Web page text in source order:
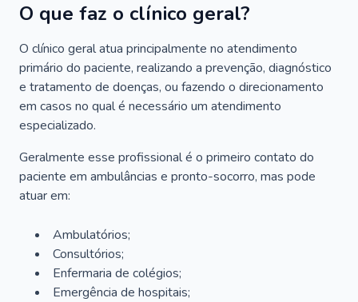
O que faz o clínico geral?
O clínico geral atua principalmente no atendimento
primário do paciente, realizando a prevenção, diagnóstico
e tratamento de doenças, ou fazendo o direcionamento
em casos no qual é necessário um atendimento
especializado.
Geralmente esse profissional é o primeiro contato do
paciente em ambulâncias e pronto-socorro, mas pode
atuar em:
Ambulatórios;
Consultórios;
Enfermaria de colégios;
Emergência de hospitais;